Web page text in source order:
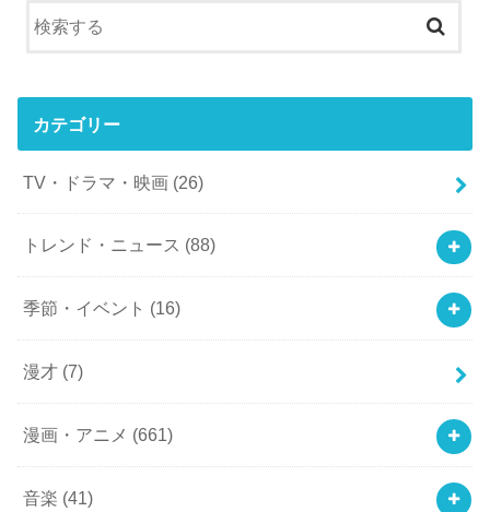
カテゴリー
TV・ドラマ・映画 (26)
トレンド・ニュース (88)
季節・イベント (16)
漫才 (7)
漫画・アニメ (661)
音楽 (41)